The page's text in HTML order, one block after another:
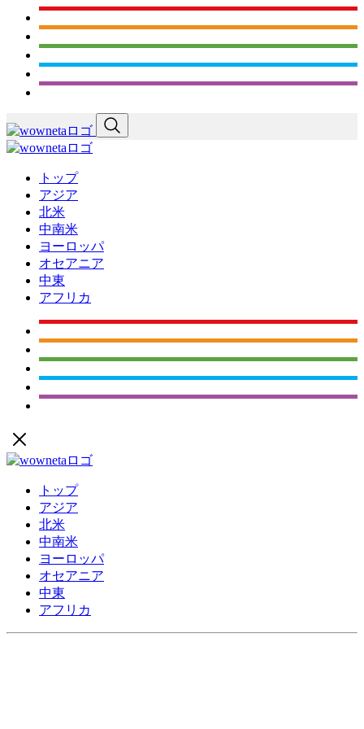
トップ
アジア
北米
中南米
ヨーロッパ
オセアニア
中東
アフリカ
トップ
アジア
北米
中南米
ヨーロッパ
オセアニア
中東
アフリカ